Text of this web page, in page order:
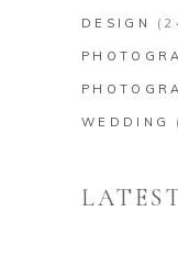
DESIGN
WEDDING